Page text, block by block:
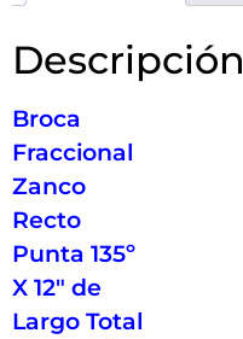
Descripción
Broca
Fraccional
Zanco
Recto
Punta 135º
X 12″ de
Largo Total